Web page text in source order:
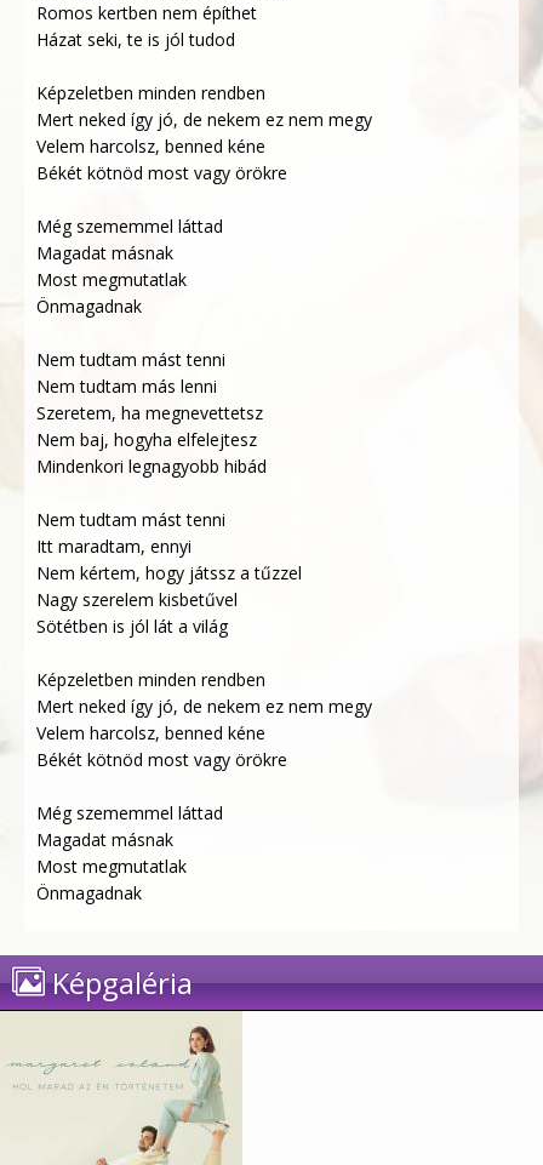
Romos kertben nem építhet
Házat seki, te is jól tudod
Képzeletben minden rendben
Mert neked így jó, de nekem ez nem megy
Velem harcolsz, benned kéne
Békét kötnöd most vagy örökre
Még szememmel láttad
Magadat másnak
Most megmutatlak
Önmagadnak
Nem tudtam mást tenni
Nem tudtam más lenni
Szeretem, ha megnevettetsz
Nem baj, hogyha elfelejtesz
Mindenkori legnagyobb hibád
Nem tudtam mást tenni
Itt maradtam, ennyi
Nem kértem, hogy játssz a tűzzel
Nagy szerelem kisbetűvel
Sötétben is jól lát a világ
Képzeletben minden rendben
Mert neked így jó, de nekem ez nem megy
Velem harcolsz, benned kéne
Békét kötnöd most vagy örökre
Még szememmel láttad
Magadat másnak
Most megmutatlak
Önmagadnak
Képgaléria